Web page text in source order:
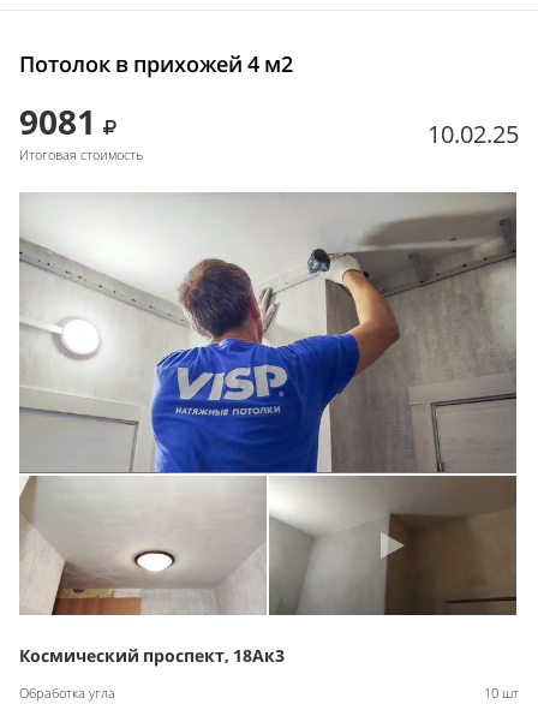
Потолок в прихожей 4 м2
9081
Итоговая стоимость
10.02.25
Космический проспект, 18Ак3
Обработка угла
10 шт